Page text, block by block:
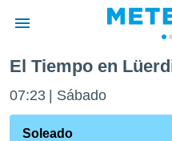
de
por
El Tiempo en
07:23 Sábado
Soleado